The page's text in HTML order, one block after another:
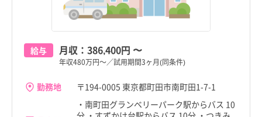
愛媛県
高知県
福岡県
佐賀県
長崎県
多摩市
稲城市
羽村市
給与 月収： 386,400円 〜
年収480万円～／試用期間3ヶ月(同条件)
勤務地 〒194-0005 東京都町田市南町田1-7-1
・南町田グランベリーパーク駅からバス 10
愛媛県
高知県
福岡県
佐賀県
長崎県
多摩市
稲城市
羽村市